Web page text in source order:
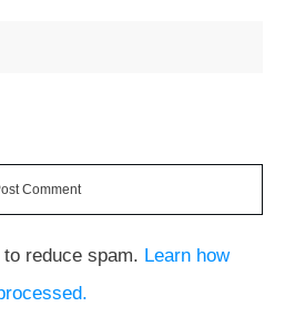
Comment
reduce spam. Learn how